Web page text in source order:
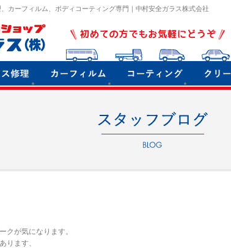
カーフィルム、ボディコーティング専門｜中村安全ガラス株式会社
クが気になります。
ります、